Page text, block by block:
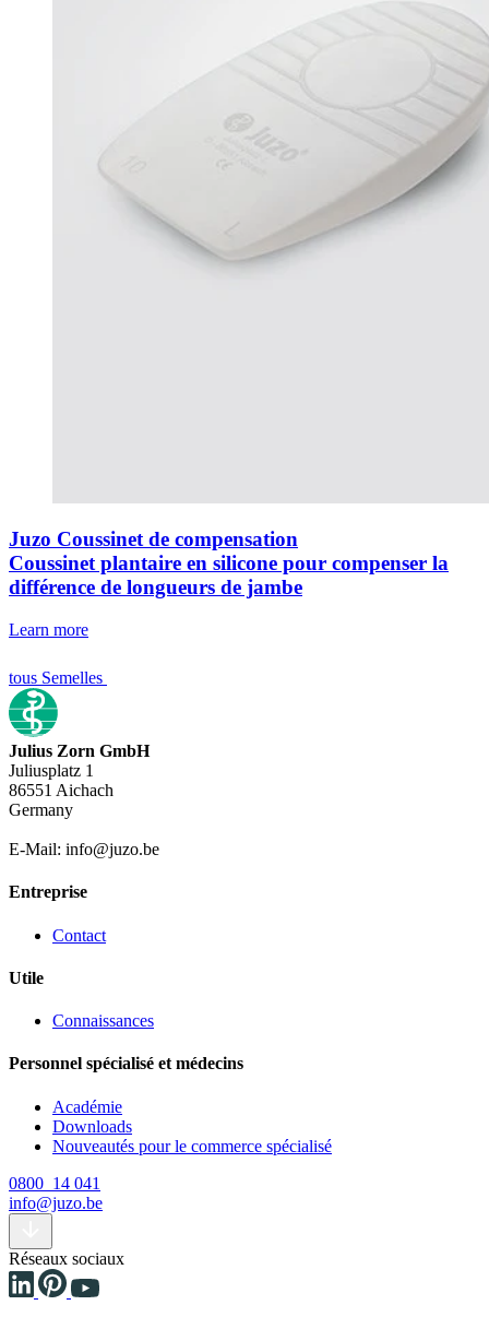
Juzo Coussinet de compensation
Coussinet plantaire en silicone pour compenser la
différence de longueurs de jambe
Learn more
tous Semelles
Julius Zorn GmbH
Juliusplatz 1
86551 Aichach
Germany
E-Mail: info@juzo.be
Entreprise
Contact
Utile
Connaissances
Personnel spécialisé et médecins
Académie
Downloads
Nouveautés pour le commerce spécialisé
0800 14 041
info@juzo.be
Réseaux sociaux